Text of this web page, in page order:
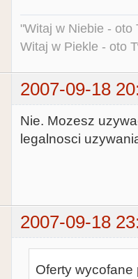
"Witaj w Niebie - oto
Witaj w Piekle - oto
2007-09-18
Nie. Mozesz
legalnosci
2007-09-18
Oferty